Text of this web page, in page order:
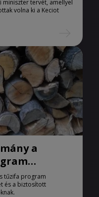
tervét, amellyel
volna ki a Keciot
a
tűzifa program
és a biztosított